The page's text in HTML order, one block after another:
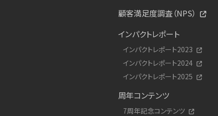
顧客満足度調査（NPS）
インパクトレポート
インパクトレポート2023
インパクトレポート2024
インパクトレポート2025
周年コンテンツ
7周年記念コンテンツ